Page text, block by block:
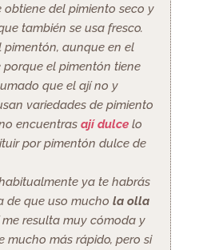
obtiene del pimiento seco y
también se usa fresco.
pimentón, aunque en el
porque el pimentón tiene
que el ají no y
variedades de pimiento
encuentras ají dulce lo
por pimentón dulce de
ya te habrás
de que uso mucho la olla
me resulta muy cómoda y
mucho más rápido, pero si